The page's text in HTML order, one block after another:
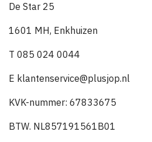
De Star 25
1601 MH, Enkhuizen
T 085 024 0044
E klantenservice@plusjop.nl
KVK-nummer: 67833675
BTW. NL857191561B01